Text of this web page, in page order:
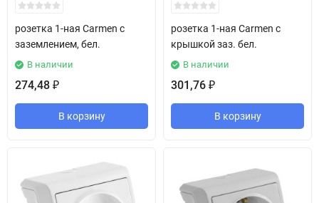
розетка 1-ная Carmen с
заземлением, бел.
В наличии
274,48 ₽
В корзину
розетка 1-ная Carmen с
крышкой заз. бел.
В наличии
301,76 ₽
В корзину